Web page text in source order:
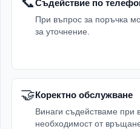
Съдействие по
При въпрос за поръчка
за уточнение.
🤝Коректно обслужване
Винаги съдействаме при
необходимост от